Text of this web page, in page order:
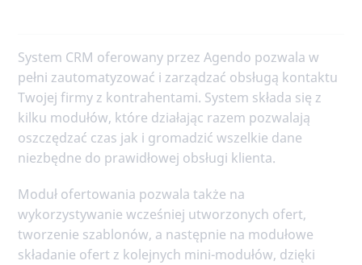
System CRM oferowany przez Agendo pozwala w
pełni zautomatyzować i zarządzać obsługą kontaktu
Twojej firmy z kontrahentami. System składa się z
kilku modułów, które działając razem pozwalają
oszczędzać czas jak i gromadzić wszelkie dane
niezbędne do prawidłowej obsługi klienta.
Moduł ofertowania pozwala także na
wykorzystywanie wcześniej utworzonych ofert,
tworzenie szablonów, a następnie na modułowe
składanie ofert z kolejnych mini-modułów, dzięki